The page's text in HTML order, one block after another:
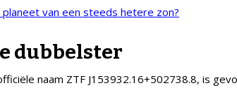
van een steeds hetere zon?
dubbelster
naam ZTF J153932.16+502738.8, is